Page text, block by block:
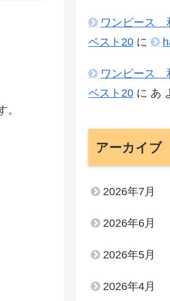
ワンピース
ベスト20 に
ワンピース
ベスト20 に あ
アーカイブ
2026年7月
2026年6月
2026年5月
2026年4月